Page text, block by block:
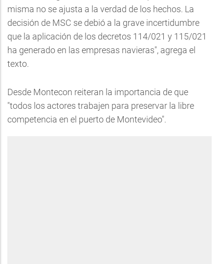
misma no se ajusta a la verdad de los hechos. La
decisión de MSC se debió a la grave incertidumbre
que la aplicación de los decretos 114/021 y 115/021
ha generado en las empresas navieras", agrega el
texto.
Desde Montecon reiteran la importancia de que
"todos los actores trabajen para preservar la libre
competencia en el puerto de Montevideo".